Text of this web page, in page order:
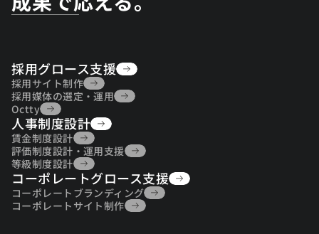
採用グロース支援
採用グロース支援
採用サイト制作
採用サイト制作
採用媒体の選定・運用
採用媒体の選定・運用
Octty
Octty
人事制度設計
人事制度設計
賃金制度設計
賃金制度設計
評価制度設計・運用支援
評価制度設計・運用支援
等級制度設計
等級制度設計
コーポレートグロース支援
コーポレートグロース支援
コーポレートブランディング
コーポレートブランディング
コーポレートサイト制作